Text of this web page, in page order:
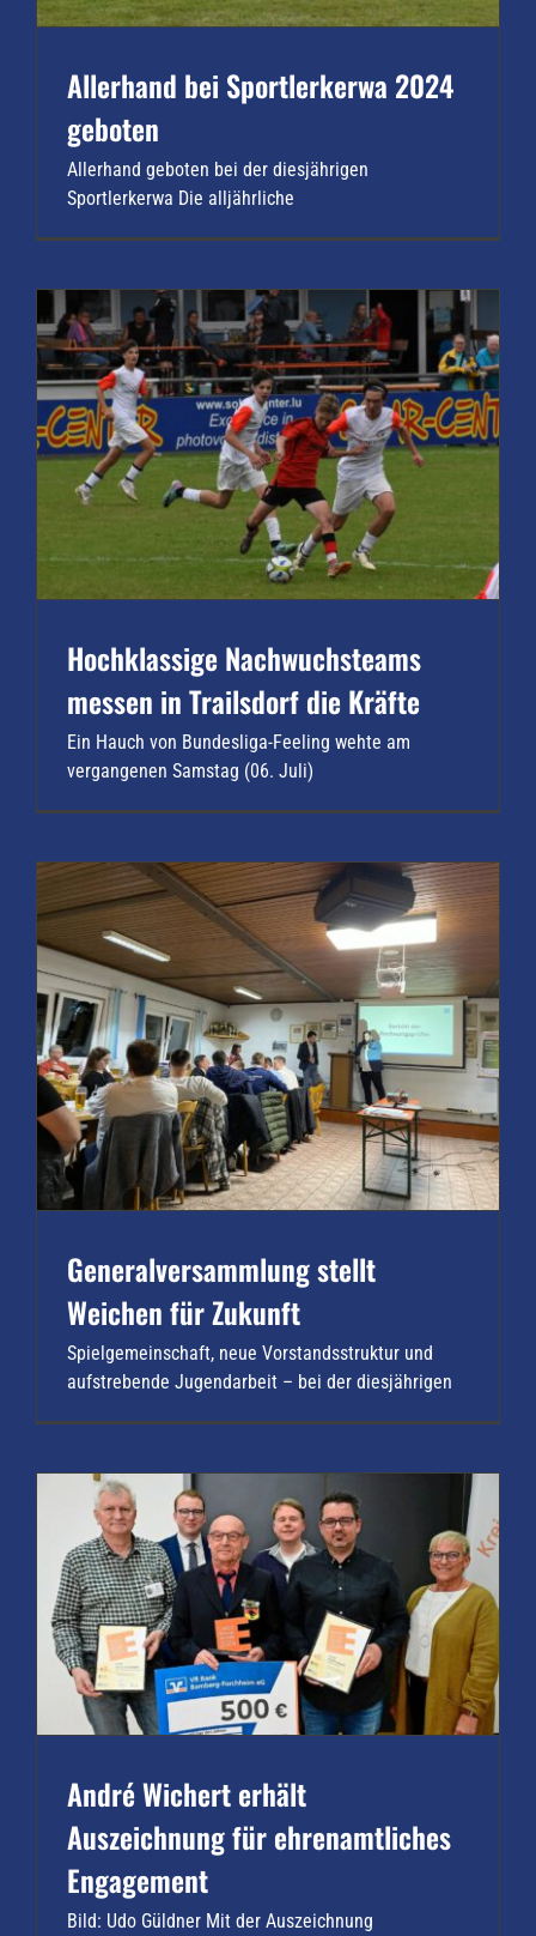
Allerhand bei Sportlerkerwa 2024
geboten
Allerhand geboten bei der diesjährigen
Sportlerkerwa Die alljährliche
Hochklassige Nachwuchsteams
messen in Trailsdorf die Kräfte
Ein Hauch von Bundesliga-Feeling wehte am
vergangenen Samstag (06. Juli)
Generalversammlung stellt
Weichen für Zukunft
Spielgemeinschaft, neue Vorstandsstruktur und
aufstrebende Jugendarbeit – bei der diesjährigen
André Wichert erhält
Auszeichnung für ehrenamtliches
Engagement
Bild: Udo Güldner Mit der Auszeichnung